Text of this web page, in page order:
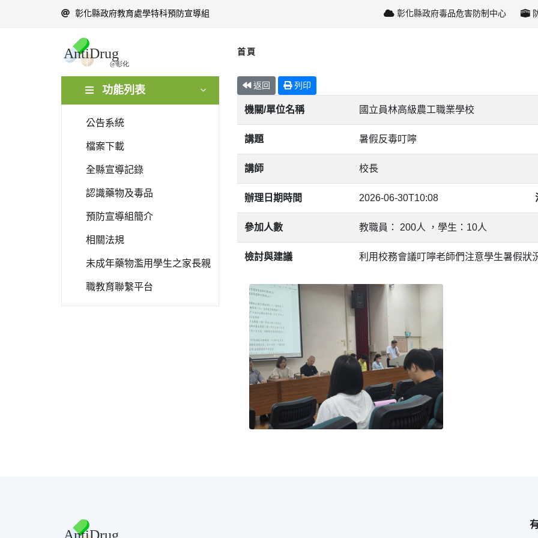
彰化縣政府教育處學特科預防宣導組 彰化縣政府毒品危害防制中心
首頁
功能列表
公告系統
檔案下載
全縣宣導記錄
認識藥物及毒品
預防宣導組簡介
相關法規
未成年藥物濫用學生之家長親
職教育聯繫平台
返回 列印
機關/單位名稱 國立員林高級農工職業學校
講題 暑假反毒叮嚀
講師 校長
辦理日期時間 2026-06-30T10:08
參加人數 教職員： 200人 ，學生：10人
檢討與建議 利用校務會議叮嚀老師們注意學生暑假狀